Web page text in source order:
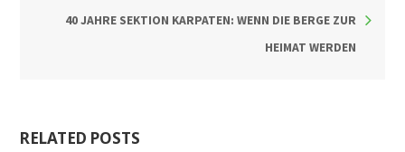
40 JAHRE SEKTION KARPATEN: WENN DIE BERGE ZUR
HEIMAT WERDEN
RELATED POSTS